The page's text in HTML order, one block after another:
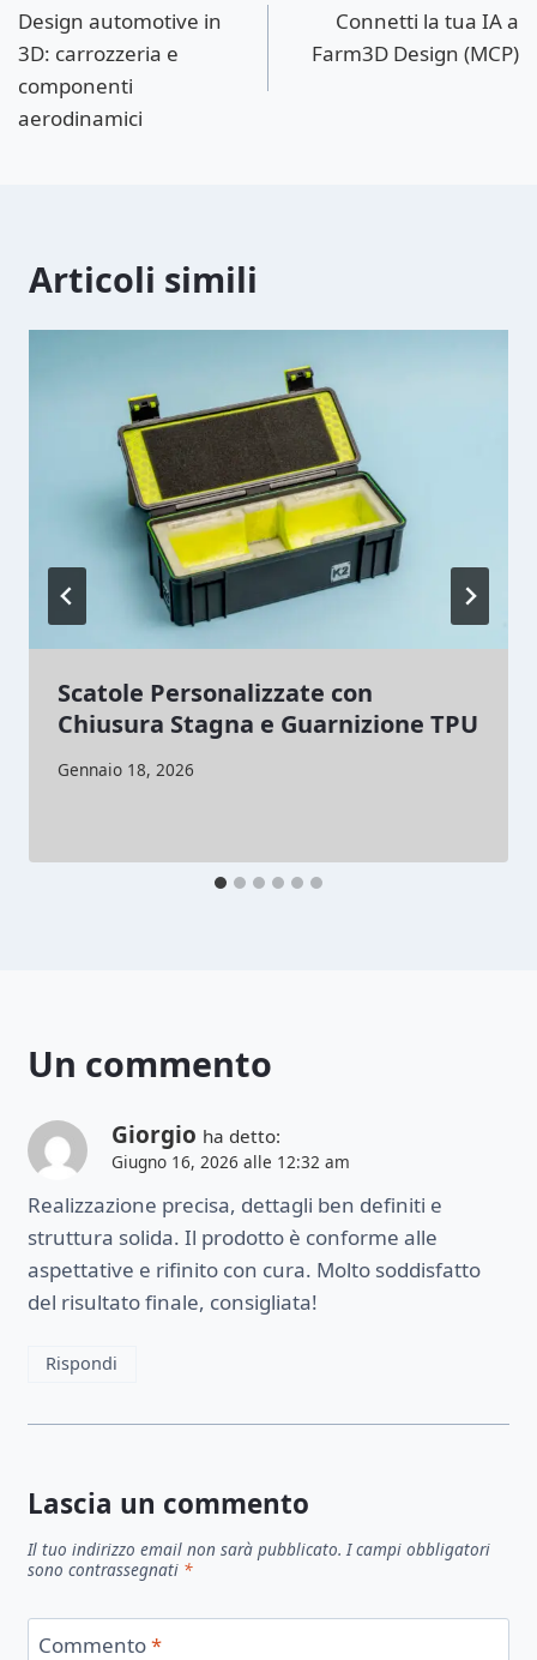
articoli
Design automotive in
3D: carrozzeria e
componenti
aerodinamici
Connetti la tua IA a
Farm3D Design (MCP)
Articoli simili
Scatole Personalizzate con
Chiusura Stagna e Guarnizione TPU
Di
Gennaio 18, 2026
Un commento
Giorgio ha detto:
Giugno 16, 2026 alle 12:32 am
Realizzazione precisa, dettagli ben definiti e
struttura solida. Il prodotto è conforme alle
aspettative e rifinito con cura. Molto soddisfatto
del risultato finale, consigliata!
Rispondi
Lascia un commento
Il tuo indirizzo email non sarà pubblicato. I campi obbligatori
sono contrassegnati *
Commento*